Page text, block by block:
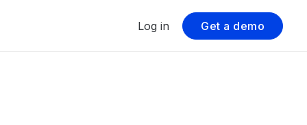
Log in Get a demo